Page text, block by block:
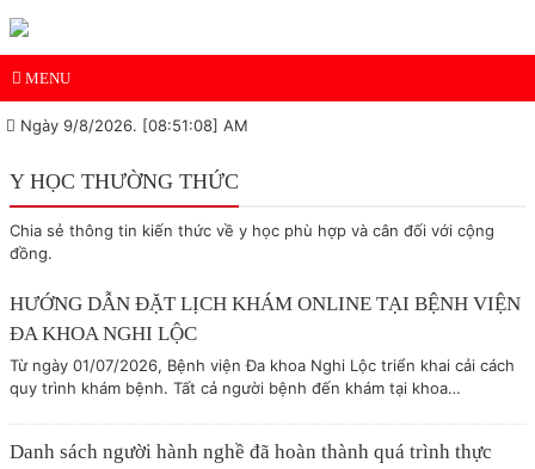
MENU
Ngày 9/8/2026. [08:51:08] AM
Y HỌC THƯỜNG THỨC
Chia sẻ thông tin kiến thức về y học phù hợp và cân đối với cộng
đồng.
HƯỚNG DẪN ĐẶT LỊCH KHÁM ONLINE TẠI BỆNH VIỆN
ĐA KHOA NGHI LỘC
Từ ngày 01/07/2026, Bệnh viện Đa khoa Nghi Lộc triển khai cải cách
quy trình khám bệnh. Tất cả người bệnh đến khám tại khoa…
Danh sách người hành nghề đã hoàn thành quá trình thực